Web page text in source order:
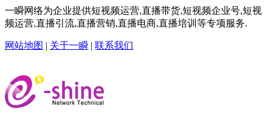
一瞬网络为企业提供短视频运营,直播带货,短视频企业号,短视
频运营,直播引流,直播营销,直播电商,直播培训等专项服务.
网站地图 | 关于一瞬 | 联系我们